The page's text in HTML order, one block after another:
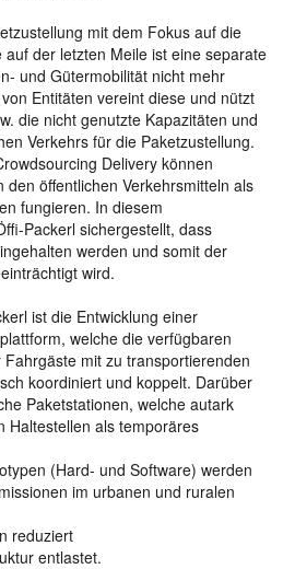
mit dem Fokus auf die
auf der letzten Meile ist eine separate
und Gütermobilität nicht mehr
Entitäten vereint diese und nützt
die nicht genutzte Kapazitäten und
Verkehrs für die Paketzustellung.
Delivery können
den öffentlichen Verkehrsmitteln als
fungieren. In diesem
Packerl sichergestellt, dass
werden und somit der
wird.
ist die Entwicklung einer
welche die verfügbaren
mit zu transportierenden
koordiniert und koppelt. Darüber
Paketstationen, welche autark
Haltestellen als temporäres
(Hard- und Software) werden
im urbanen und ruralen
reduziert
entlastet.